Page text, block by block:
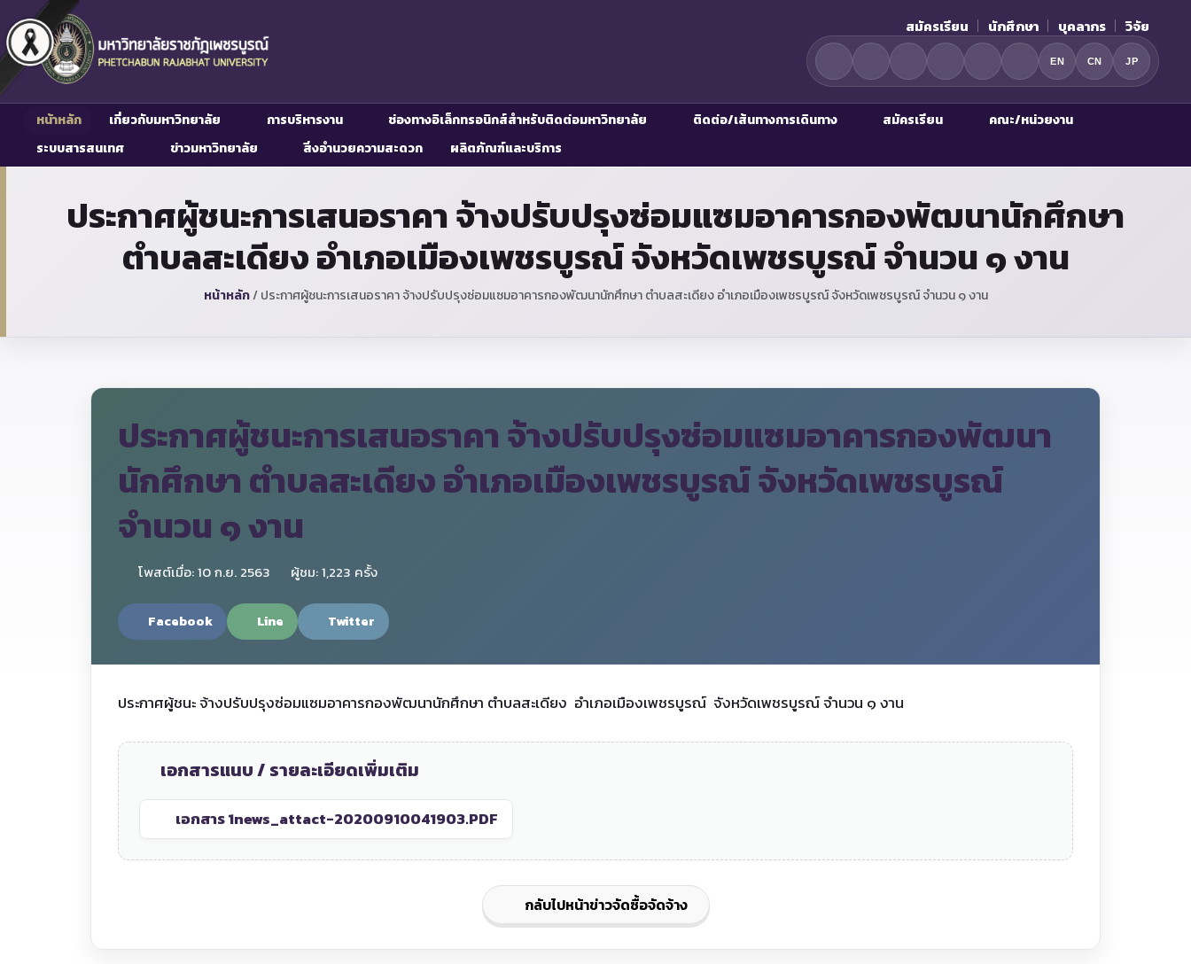
สมัครเรียน นักศึกษา บุคลากร วิจัย
EN CN JP
หน้าหลัก เกี่ยวกับมหาวิทยาลัย การบริหารงาน ช่องทางอิเล็กทรอนิกส์สำหรับติดต่อมหาวิทยาลัย ติดต่อ/เส้นทางการเดินทาง สมัครเรียน
คณะ/หน่วยงาน
ระบบสารสนเทศ
ข่าวมหาวิทยาลัย สิ่งอำนวยความสะดวก ผลิตภัณฑ์และบริการ
ประกาศผู้ชนะการเสนอราคา จ้างปรับปรุงซ่อมแซมอาคารกองพัฒนานักศึกษา
ตำบลสะเดียง อำเภอเมืองเพชรบูรณ์ จังหวัดเพชรบูรณ์ จำนวน ๑ งาน
หน้าหลัก/ ประกาศผู้ชนะการเสนอราคา จ้างปรับปรุงซ่อมแซมอาคารกองพัฒนานักศึกษา ตำบลสะเดียง อำเภอเมืองเพชรบูรณ์ จังหวัดเพชรบูรณ์ จำนวน ๑ งาน
ประกาศผู้ชนะการเสนอราคา จ้างปรับปรุงซ่อมแซมอาคารกองพัฒนา
นักศึกษา ตำบลสะเดียง อำเภอเมืองเพชรบูรณ์ จังหวัดเพชรบูรณ์
จำนวน ๑ งาน
โพสต์เมื่อ: 10 ก.ย. 2563 ผู้ชม: 1,223 ครั้ง
Facebook Line Twitter
ประกาศผู้ชนะ จ้างปรับปรุงซ่อมแซมอาคารกองพัฒนานักศึกษา ตำบลสะเดียง อำเภอเมืองเพชรบูรณ์ จังหวัดเพชรบูรณ์ จำนวน ๑ งาน
เอกสารแนบ / รายละเอียดเพิ่มเติม
เอกสาร 1news_attact-20200910041903.PDF
กลับไปหน้าข่าวจัดซื้อจัดจ้าง